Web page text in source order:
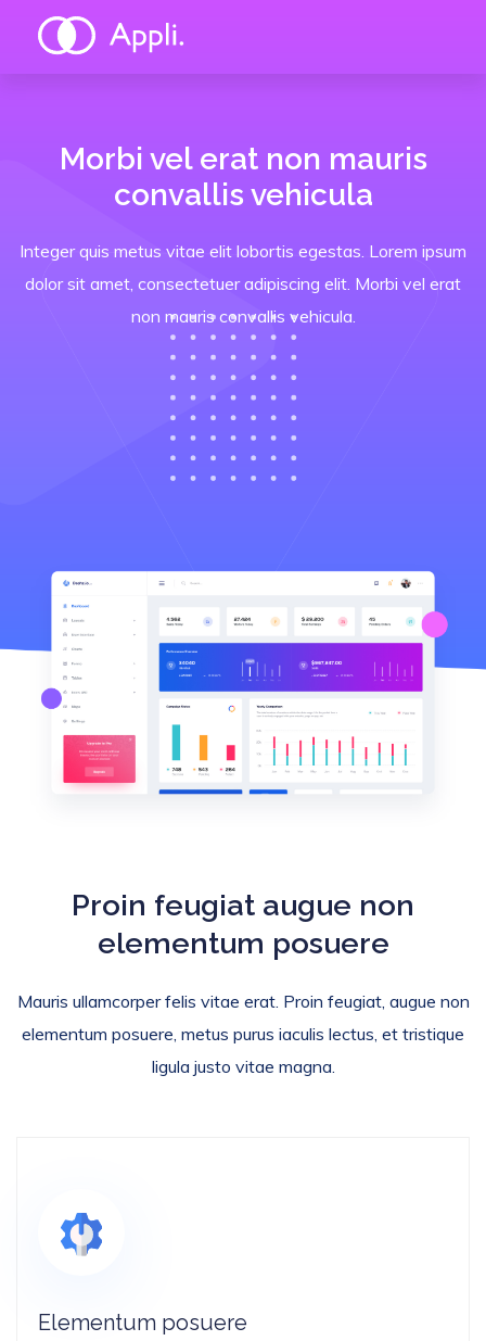
Morbi vel erat non mauris
convallis vehicula
Integer quis metus vitae elit lobortis egestas. Lorem ipsum
dolor sit amet, consectetuer adipiscing elit. Morbi vel erat
non mauris convallis vehicula.
Proin feugiat augue non
elementum posuere
Mauris ullamcorper felis vitae erat. Proin feugiat, augue non
elementum posuere, metus purus iaculis lectus, et tristique
ligula justo vitae magna.
Elementum posuere